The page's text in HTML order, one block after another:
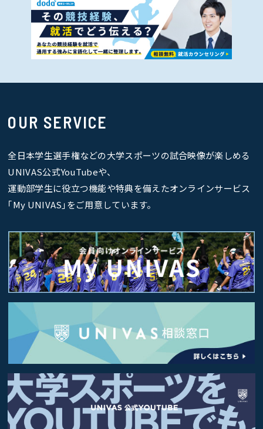
OUR SERVICE
全日本学生選手権などの大学スポーツの試合映像が楽しめる
UNIVAS公式YouTubeや、
運動部学生に役立つ機能や特典を備えたオンラインサービス
｢My UNIVAS｣をご用意しています。